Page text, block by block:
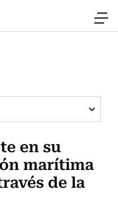
al contenido
Usach
en su
marítima
de la